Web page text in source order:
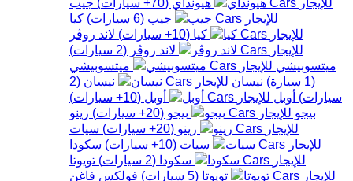
جيب (
6 سيارات) كيا
كيا (
10+ سيارات) لاند روڤر
لاند روڤر (
2 سيارات)
ميتسوبيشي
ميتسوبيشي
(
1 سيارة) نيسان نيسان (
2
سيارات) أوبل أوبل (
10+ سيارات)
بيجو
بيجو (
20+ سيارات) رينو
رينو (
20+ سيارات) سيات
سيات (
10+ سيارات) سكودا
سكودا (
2 سيارات) تويوتا
تويوتا (
5 سيارات) فولكس فاغن